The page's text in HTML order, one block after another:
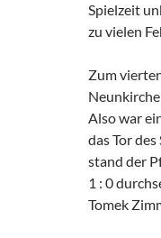
Spielzeit
zu vielen
Zum
Also war
das Tor
stand der
1 : 0
Tomek